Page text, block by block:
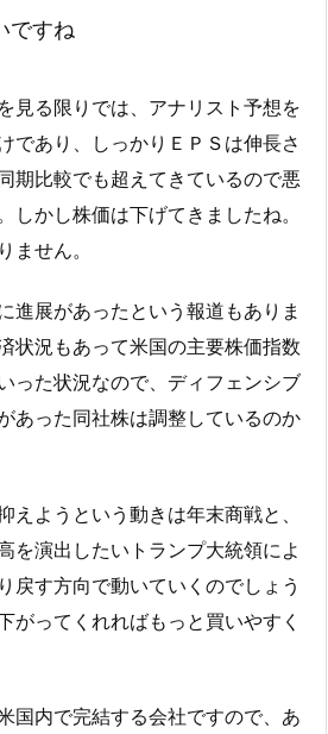
ですね
見る限りでは、アナリスト予想を
であり、しっかりＥＰＳは伸長さ
期比較でも超えてきているので悪
しかし株価は下げてきましたね。
ません。
進展があったという報道もありま
状況もあって米国の主要株価指数
った状況なので、ディフェンシブ
あった同社株は調整しているのか
えようという動きは年末商戦と、
を演出したいトランプ大統領によ
戻す方向で動いていくのでしょう
がってくれればもっと買いやすく
国内で完結する会社ですので、あ